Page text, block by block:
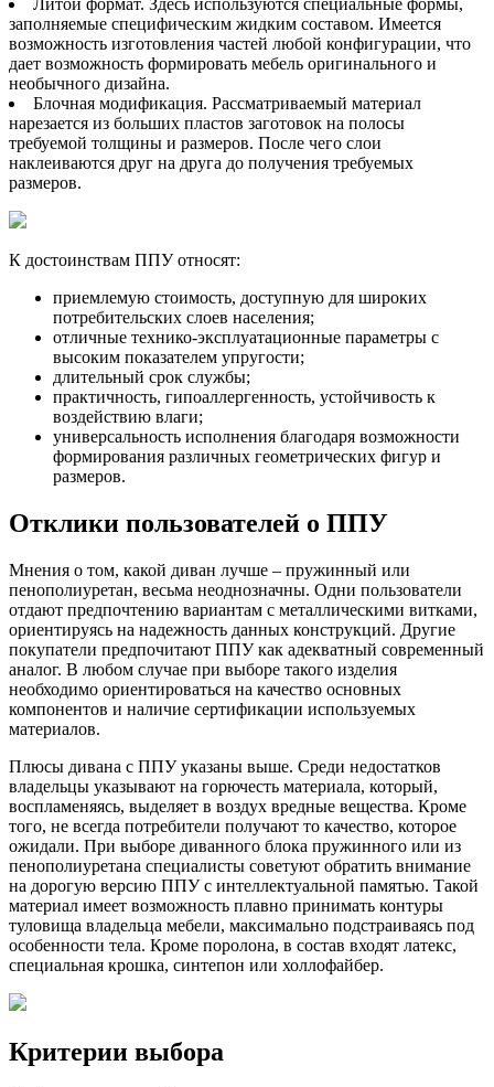
Литой формат. Здесь используются специальные формы,
заполняемые специфическим жидким составом. Имеется
возможность изготовления частей любой конфигурации, что
дает возможность формировать мебель оригинального и
необычного дизайна.
Блочная модификация. Рассматриваемый материал
нарезается из больших пластов заготовок на полосы
требуемой толщины и размеров. После чего слои
наклеиваются друг на друга до получения требуемых
размеров.
К достоинствам ППУ относят:
приемлемую стоимость, доступную для широких
потребительских слоев населения;
отличные технико-эксплуатационные параметры с
высоким показателем упругости;
длительный срок службы;
практичность, гипоаллергенность, устойчивость к
воздействию влаги;
универсальность исполнения благодаря возможности
формирования различных геометрических фигур и
размеров.
Отклики пользователей о ППУ
Мнения о том, какой диван лучше – пружинный или
пенополиуретан, весьма неоднозначны. Одни пользователи
отдают предпочтению вариантам с металлическими витками,
ориентируясь на надежность данных конструкций. Другие
покупатели предпочитают ППУ как адекватный современный
аналог. В любом случае при выборе такого изделия
необходимо ориентироваться на качество основных
компонентов и наличие сертификации используемых
материалов.
Плюсы дивана с ППУ указаны выше. Среди недостатков
владельцы указывают на горючесть материала, который,
воспламеняясь, выделяет в воздух вредные вещества. Кроме
того, не всегда потребители получают то качество, которое
ожидали. При выборе диванного блока пружинного или из
пенополиуретана специалисты советуют обратить внимание
на дорогую версию ППУ с интеллектуальной памятью. Такой
материал имеет возможность плавно принимать контуры
туловища владельца мебели, максимально подстраиваясь под
особенности тела. Кроме поролона, в состав входят латекс,
специальная крошка, синтепон или холлофайбер.
Критерии выбора